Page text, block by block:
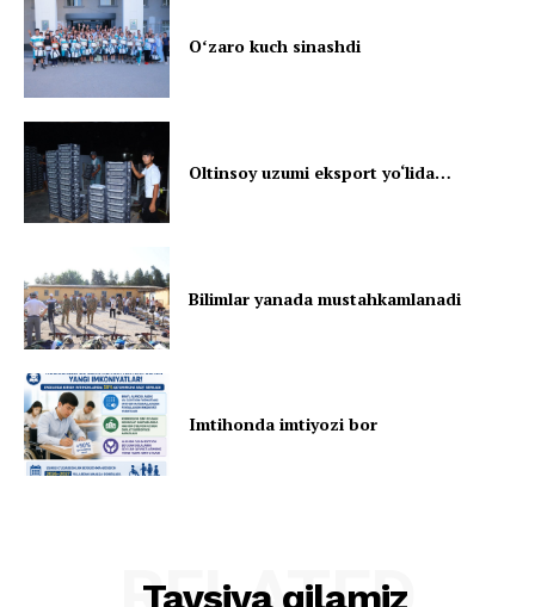
Oʻzaro kuch sinashdi
Oltinsoy uzumi eksport yo‘lida…
Bilimlar yanada mustahkamlanadi
Imtihonda imtiyozi bor
Tavsiya qilamiz